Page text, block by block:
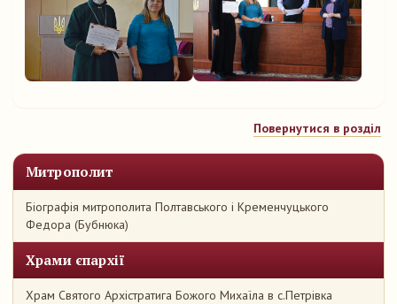
Митрополит
Біографія митрополита Полтавського і Кременчуцького
Федора (Бубнюка)
Храми єпархії
Храм Святого Архістратига Божого Михаїла в с.Петрівка
Повернутися в розділ